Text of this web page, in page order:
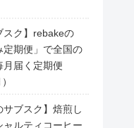
スク】rebakeの
定期便」で全国の
月届く定期便
サブスク】焙煎し
ャルティコーヒー